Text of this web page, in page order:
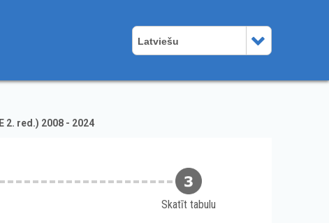
Latviešu
2. red.) 2008 - 2024
Skatīt tabulu